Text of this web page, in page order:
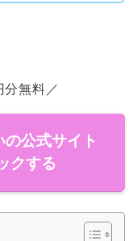
分無料／
の公式サイト
クする